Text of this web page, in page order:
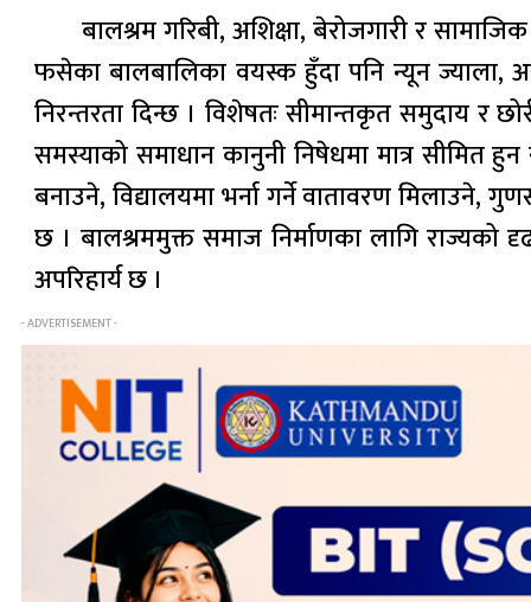
बालश्रम गरिबी, अशिक्षा, बेरोजगारी र
फसेका बालबालिका वयस्क हुँदा पनि न्यून ज्याला,
निरन्तरता दिन्छ । विशेषतः सीमान्तकृत समुदाय
समस्याको समाधान कानुनी निषेधमा मात्र सीमित
बनाउने, विद्यालयमा भर्ना गर्ने वातावरण मिलाउने,
छ । बालश्रममुक्त समाज निर्माणका लागि राज्यको
अपरिहार्य छ ।
- ADVERTISEMENT -